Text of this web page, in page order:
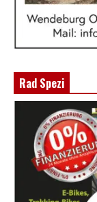
Rad Spezi